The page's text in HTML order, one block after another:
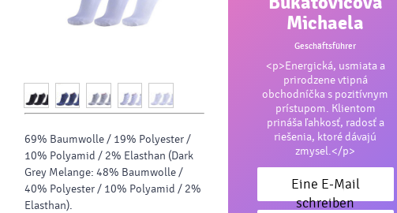
69% Baumwolle / 19% Polyester /
10% Polyamid / 2% Elasthan (Dark
Grey Melange: 48% Baumwolle /
40% Polyester / 10% Polyamid / 2%
Elasthan).
Michaela
Geschäftsführer
<p>Energická, usmiata a
prirodzene vtipná
obchodníčka s pozitívnym
prístupom. Klientom
prináša ľahkosť, radosť a
riešenia, ktoré dávajú
zmysel.</p>
Eine E-Mail
schreiben